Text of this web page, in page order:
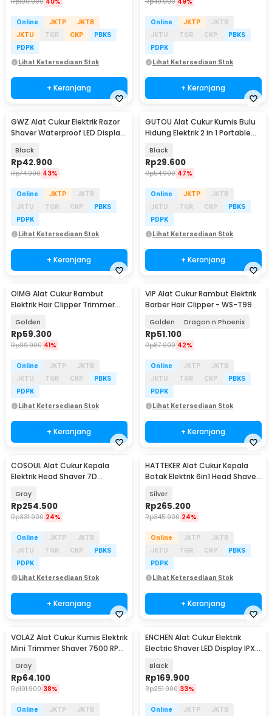
Online JKTP
JKTB
JKTU
TGR CKP
PBKS
PDPK
Lihat Ketersediaan Stok
+ Keranjang
Online JKTP
JKTB
JKTU
TGR CKP
PBKS
PDPK
Lihat Ketersediaan Stok
+ Keranjang
GWZ Alat Cukur Elektrik Razor
Shaver Waterproof LED Display
Black
Rp42.900
Rp74.900 43%
Online JKTP
JKTB
JKTU
TGR CKP
PBKS
PDPK
Lihat Ketersediaan Stok
+ Keranjang
GUTOU Alat Cukur Kumis Bulu
Hidung Elektrik 2 in 1 Portable
Black
Rp29.600
Rp54.900 47%
Online JKTP
JKTB
JKTU
TGR CKP
PBKS
PDPK
Lihat Ketersediaan Stok
+ Keranjang
OIMG Alat Cukur Rambut
Elektrik Hair Clipper Trimmer
Golden
Rp59.300
Rp99.900 41%
Online JKTP
JKTB
JKTU
TGR CKP
PBKS
PDPK
Lihat Ketersediaan Stok
+ Keranjang
VIP Alat Cukur Rambut Elektrik
Barber Hair Clipper - WS-T99
Golden Dragon n Phoenix
Rp51.100
Rp87.900 42%
Online JKTP
JKTB
JKTU
TGR CKP
PBKS
PDPK
Lihat Ketersediaan Stok
+ Keranjang
COSOUL Alat Cukur Kepala
Elektrik Head Shaver 7D
Gray
Rp254.500
Rp331.900 24%
Online JKTP
JKTB
JKTU
TGR CKP
PBKS
PDPK
Lihat Ketersediaan Stok
+ Keranjang
HATTEKER Alat Cukur Kepala
Botak Elektrik 6in1 Head Shaver
Silver
Rp265.200
Rp345.900 24%
Online JKTP
JKTB
JKTU
TGR CKP
PBKS
PDPK
Lihat Ketersediaan Stok
+ Keranjang
VOLAZ Alat Cukur Kumis Elektrik
Mini Trimmer Shaver 7500 RPM
Gray
Rp64.100
Rp101.900 38%
Online JKTP
JKTB
ENCHEN Alat Cukur Elektrik
Electric Shaver LED Display IPX7
Black
Rp169.900
Rp251.900 33%
Online JKTP
JKTB